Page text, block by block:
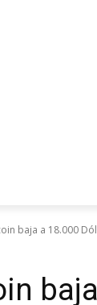
baja a 18.000